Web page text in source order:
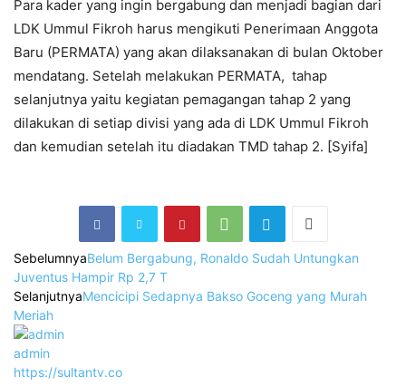
Para kader yang ingin bergabung dan menjadi bagian dari
LDK Ummul Fikroh harus mengikuti Penerimaan Anggota
Baru (PERMATA) yang akan dilaksanakan di bulan Oktober
mendatang. Setelah melakukan PERMATA, tahap
selanjutnya yaitu kegiatan pemagangan tahap 2 yang
dilakukan di setiap divisi yang ada di LDK Ummul Fikroh
dan kemudian setelah itu diadakan TMD tahap 2. [Syifa]
SebelumnyaBelum Bergabung, Ronaldo Sudah Untungkan
Juventus Hampir Rp 2,7 T
SelanjutnyaMencicipi Sedapnya Bakso Goceng yang Murah
Meriah
admin
https://sultantv.co